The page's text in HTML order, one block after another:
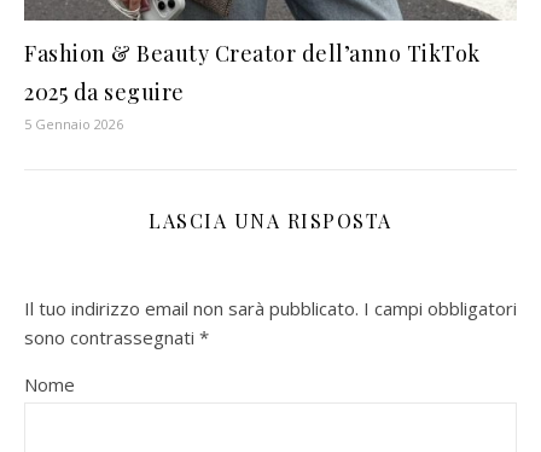
Fashion & Beauty Creator dell’anno TikTok
2025 da seguire
5 Gennaio 2026
LASCIA UNA RISPOSTA
Il tuo indirizzo email non sarà pubblicato. I campi obbligatori
sono contrassegnati *
Nome